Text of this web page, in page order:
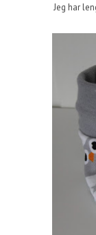
Jeg har